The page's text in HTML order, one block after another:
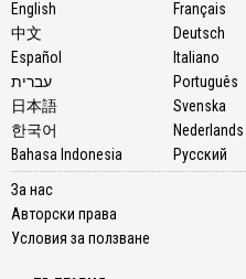
English
中文
Español
עברית
日本語
한국어
Bahasa Indonesia
Français
Deutsch
Italiano
Português
Svenska
Nederlands
Русский
За нас
Авторски права
Условия за ползване